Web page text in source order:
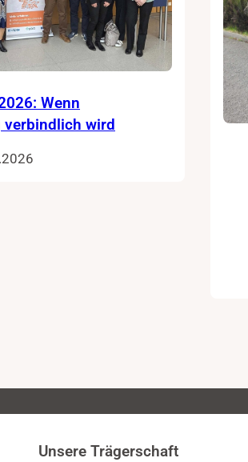
Wenn
verbindlich wird
Unsere Trägerschaft